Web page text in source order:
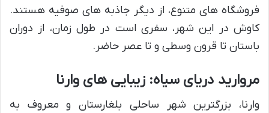
فروشگاه های متنوع، از دیگر جاذبه های صوفیه هستند.
کاوش در این شهر، سفری است در طول زمان، از دوران
باستان تا قرون وسطی و تا عصر حاضر.
مروارید دریای سیاه: زیبایی های وارنا
وارنا، بزرگترین شهر ساحلی بلغارستان و معروف به